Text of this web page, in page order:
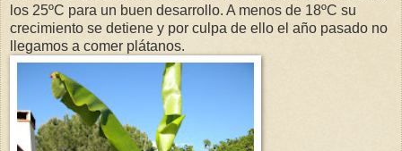
los 25ºC para un buen desarrollo. A menos de 18ºC su
crecimiento se detiene y por culpa de ello el año pasado no
llegamos a comer plátanos.